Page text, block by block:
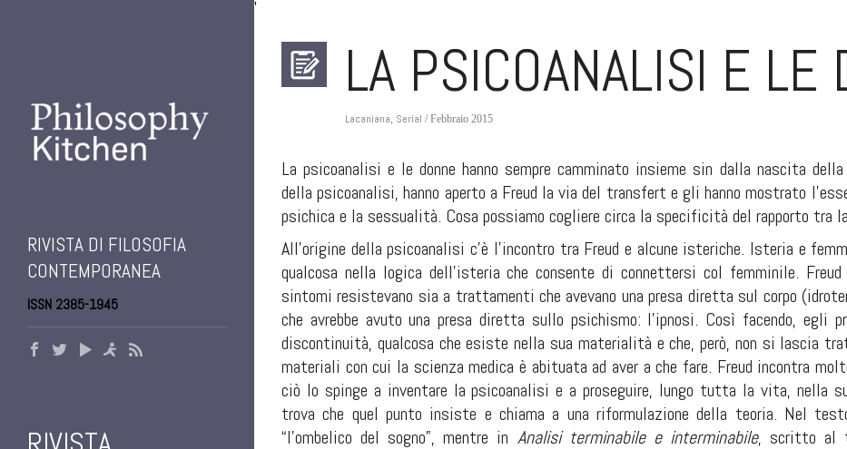
'
RIVISTA DI FILOSOFIA
CONTEMPORANEA
ISSN 2385-1945
LA PSICOANALISI E LE
Lacaniana, Serial / Febbraio 2015
La psicoanalisi e le donne hanno sempre camminato insieme sin dalla nascita
della psicoanalisi, hanno aperto a Freud la via del transfert e gli hanno mostrato
psichica e la sessualità. Cosa possiamo cogliere circa la specificità del rapporto tra
All’origine della psicoanalisi c’è l’incontro tra Freud e alcune isteriche. Isteria e
qualcosa nella logica dell’isteria che consente di connettersi col femminile.
sintomi resistevano sia a trattamenti che avevano una presa diretta sul corpo
che avrebbe avuto una presa diretta sullo psichismo: l’ipnosi. Così facendo,
discontinuità, qualcosa che esiste nella sua materialità e che, però, non si lascia
materiali con cui la scienza medica è abituata ad aver a che fare. Freud incontra
ciò lo spinge a inventare la psicoanalisi e a proseguire, lungo tutta la vita, nella
trova che quel punto insiste e chiama a una riformulazione della teoria. Nel
“l’ombelico del sogno”, mentre in Analisi terminabile e interminabile, scritto al